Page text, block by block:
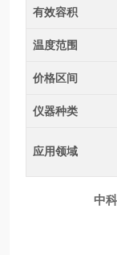
有效容积
温度范围
价格区间
仪器种类
应用领域
中